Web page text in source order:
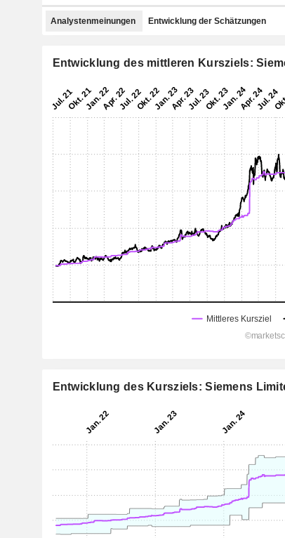
Analystenmeinungen Entwicklung der Schätzungen
Entwicklung des mittleren Kursziels:
Entwicklung des Kursziels: Siemens